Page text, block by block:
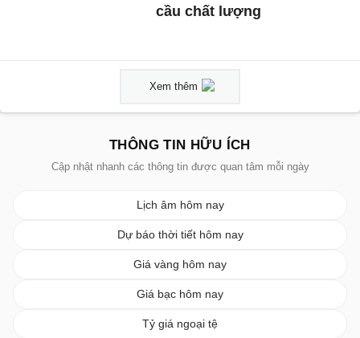
cầu chất lượng
Xem thêm
THÔNG TIN HỮU ÍCH
Cập nhật nhanh các thông tin được quan tâm mỗi ngày
Lịch âm hôm nay
Dự báo thời tiết hôm nay
Giá vàng hôm nay
Giá bạc hôm nay
Tỷ giá ngoại tệ